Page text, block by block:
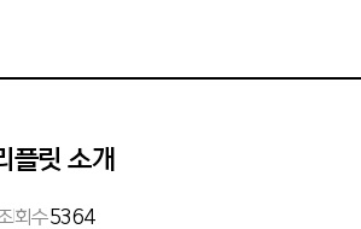
플릿 소개
회수5364